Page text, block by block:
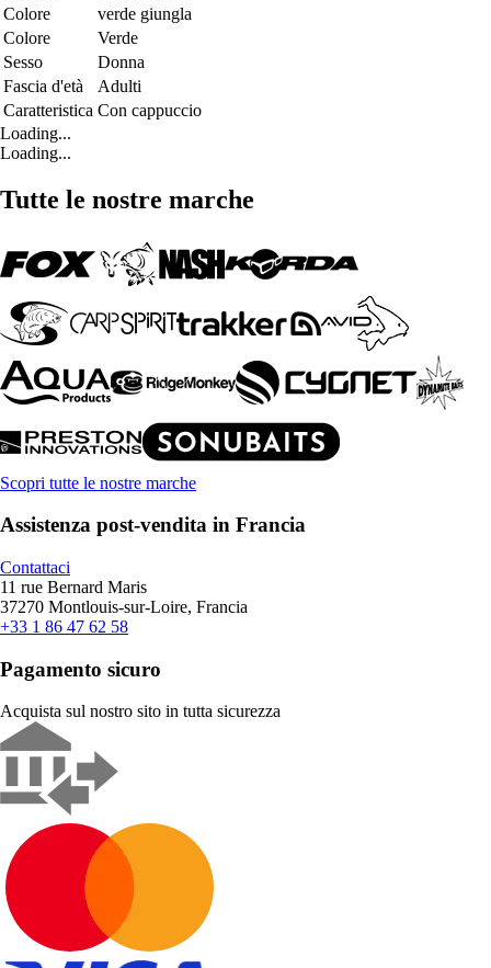
Colore
verde giungla
Colore
Verde
Sesso
Donna
Fascia d'età
Adulti
Caratteristica Con cappuccio
Loading...
Loading...
Tutte le nostre marche
Scopri tutte le nostre marche
Assistenza post-vendita in Francia
Contattaci
11 rue Bernard Maris
37270 Montlouis-sur-Loire, Francia
+33 1 86 47 62 58
Pagamento sicuro
Acquista sul nostro sito in tutta sicurezza